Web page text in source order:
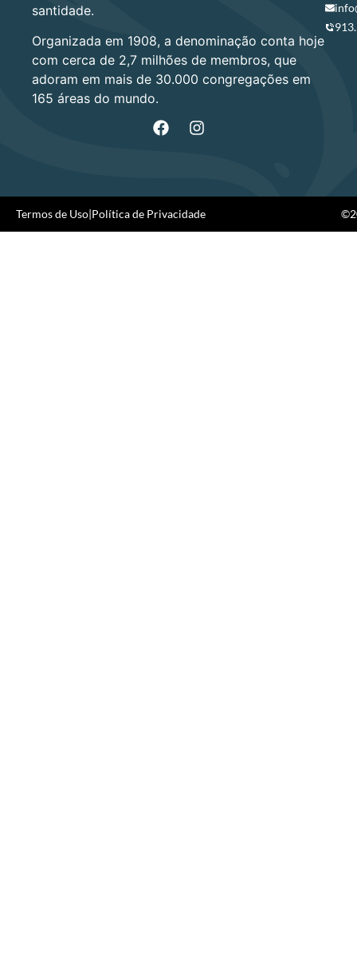
santidade.
Organizada em 1908, a denominação conta hoje
com cerca de 2,7 milhões de membros, que
adoram em mais de 30.000 congregações em
165 áreas do mundo.
Termos de Uso|Política de Privacidade